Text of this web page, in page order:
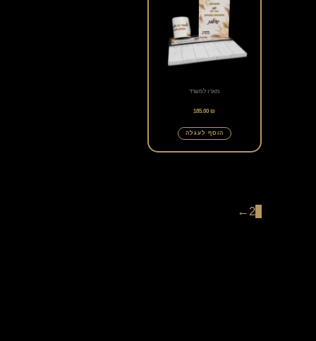
מארז למשרד
185.00₪
הוסף לעגלה
1
2
←